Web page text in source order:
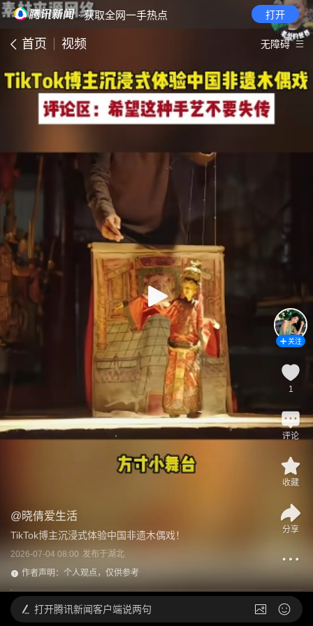
· 获取全网一手热点 打开
首页 视频 无障碍
@晓倩爱生活
TikTok博主沉浸式体验中国非遗木偶戏！
2026-07-04 08:00 发布于湖北
作者声明：个人观点，仅供参考
关注
1
评论
收藏
分享
打开腾讯新闻客户端说两句